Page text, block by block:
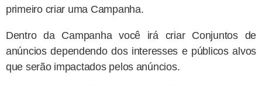
primeiro criar uma Campanha.
Dentro da Campanha você irá criar Conjuntos de
anúncios dependendo dos interesses e públicos alvos
que serão impactados pelos anúncios.